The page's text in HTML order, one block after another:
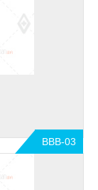
BBB-03